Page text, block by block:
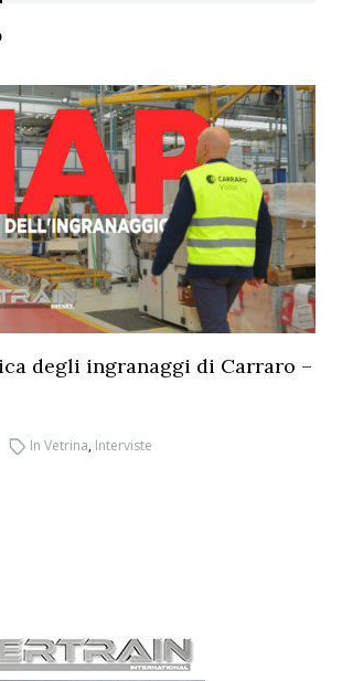
degli ingranaggi di Carraro –
In Vetrina, Interviste